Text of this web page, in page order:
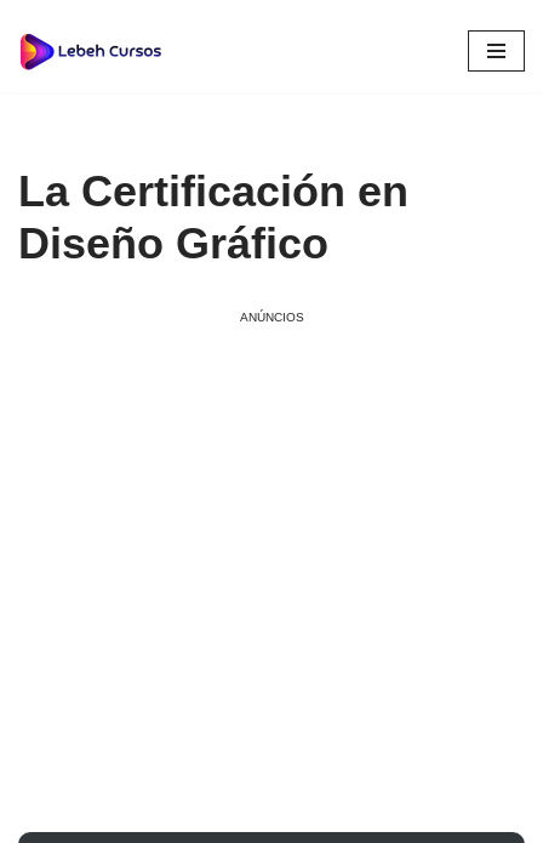
Saltar
La Certificación en
Diseño Gráfico
ANÚNCIOS